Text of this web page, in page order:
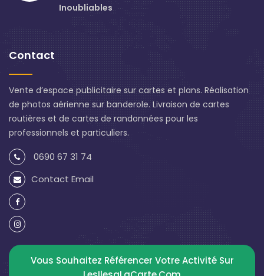
Inoubliables
Contact
Vente d’espace publicitaire sur cartes et plans. Réalisation
de photos aérienne sur banderole. Livraison de cartes
routières et de cartes de randonnées pour les
professionnels et particuliers.
0690 67 31 74
Contact Email
Vous Souhaitez Référencer Votre Activité Sur